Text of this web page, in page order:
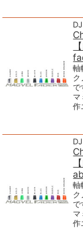
軸
ク
で
マ
作
軸
ク
で
マ
作